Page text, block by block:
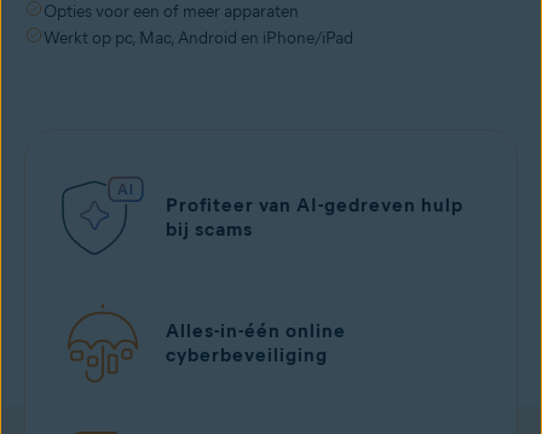
Opties voor een of meer apparaten
Werkt op pc, Mac, Android en iPhone/iPad
Profiteer van AI-gedreven hulp
bij scams
Alles-in-één online
cyberbeveiliging